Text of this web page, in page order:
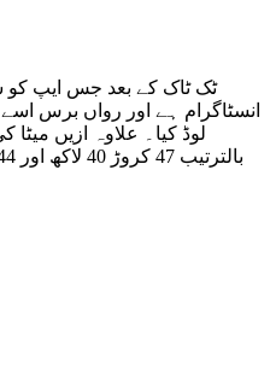
ٹک ٹاک کے بعد جس ایپ کو
لوڈ کیا۔ علاوہ ازیں